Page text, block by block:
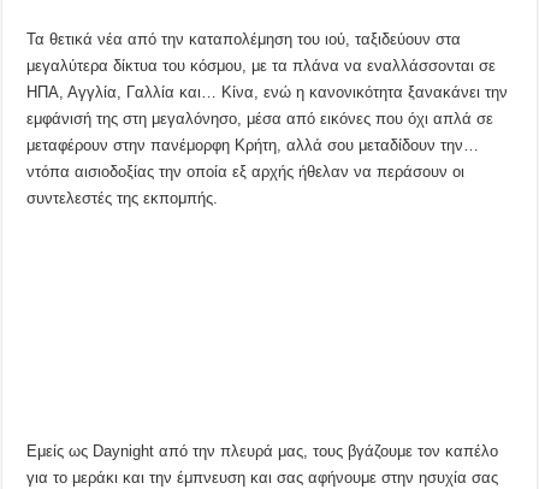
Τα θετικά νέα από την καταπολέμηση του ιού, ταξιδεύουν στα
μεγαλύτερα δίκτυα του κόσμου, με τα πλάνα να εναλλάσσονται σε
ΗΠΑ, Αγγλία, Γαλλία και… Κίνα, ενώ η κανονικότητα ξανακάνει την
εμφάνισή της στη μεγαλόνησο, μέσα από εικόνες που όχι απλά σε
μεταφέρουν στην πανέμορφη Κρήτη, αλλά σου μεταδίδουν την…
ντόπα αισιοδοξίας την οποία εξ αρχής ήθελαν να περάσουν οι
συντελεστές της εκπομπής.
Εμείς ως Daynight από την πλευρά μας, τους βγάζουμε τον καπέλο
για το μεράκι και την έμπνευση και σας αφήνουμε στην ησυχία σας